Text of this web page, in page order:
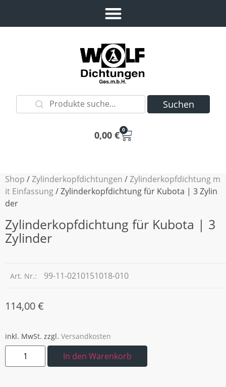
Suchen
0,00 € 0
Shop /Zylinderkopfdichtungen /Zylinderkopfdichtung m
it Einfassung/ Zylinderkopfdichtung für Kubota | 3 Zylin
der
Zylinderkopfdichtung für Kubota | 3
Zylinder
Art. Nr.: 99-11-0210151018-010
114,00€
inkl. MwSt. zzgl. Versandkosten
In den Warenkorb